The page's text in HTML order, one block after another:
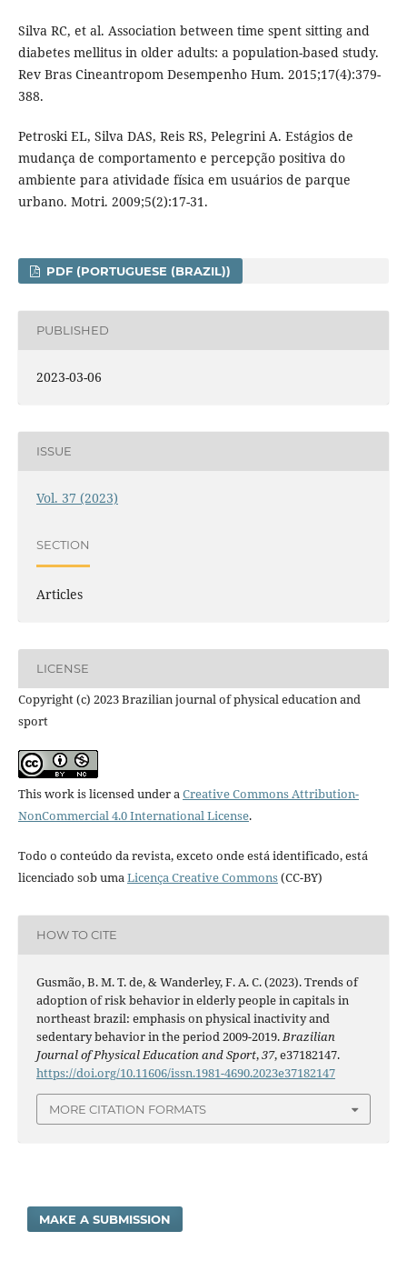
Silva RC, et al. Association between time spent sitting and
diabetes mellitus in older adults: a population-based study.
Rev Bras Cineantropom Desempenho Hum. 2015;17(4):379-
388.
Petroski EL, Silva DAS, Reis RS, Pelegrini A. Estágios de
mudança de comportamento e percepção positiva do
ambiente para atividade física em usuários de parque
urbano. Motri. 2009;5(2):17-31.
PDF (PORTUGUESE (BRAZIL))
PUBLISHED
2023-03-06
ISSUE
Vol. 37 (2023)
SECTION
Articles
LICENSE
Copyright (c) 2023 Brazilian journal of physical education and
sport
This work is licensed under aCreative Commons Attribution-
NonCommercial 4.0 International License.
Todo o conteúdo da revista, exceto onde está identificado, está
licenciado sob umaLicença Creative Commons(CC-BY)
HOW TO CITE
Gusmão, B. M. T. de, & Wanderley, F. A. C. (2023). Trends of
adoption of risk behavior in elderly people in capitals in
northeast brazil: emphasis on physical inactivity and
sedentary behavior in the period 2009-2019.Brazilian
Journal of Physical Education and Sport,37, e37182147.
https://doi.org/10.11606/issn.1981-4690.2023e37182147
MORE CITATION FORMATS
MAKE A SUBMISSION